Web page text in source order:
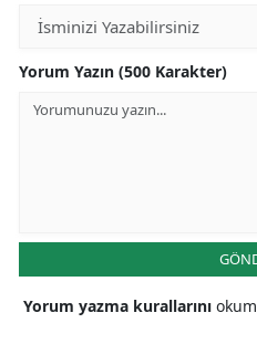
Yorum Yazın (500 Karakter)
Yorum yazma kurallarını